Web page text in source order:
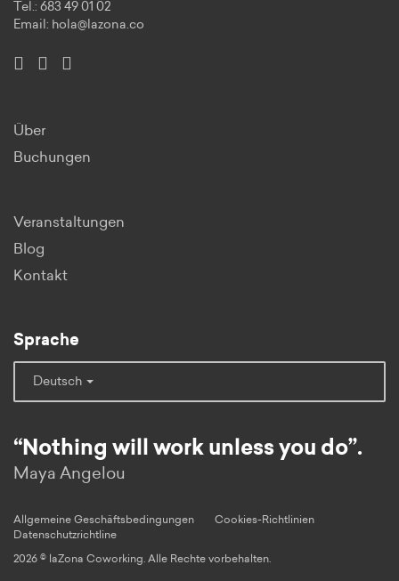
Tel.: 683 49 01 02
Email: hola@lazona.co
Über
Buchungen
Veranstaltungen
Blog
Kontakt
Sprache
Deutsch
“Nothing will work unless you do”.
Maya Angelou
Allgemeine Geschäftsbedingungen
Cookies-Richtlinien
Datenschutzrichtline
2026 © laZona Coworking. Alle Rechte vorbehalten.